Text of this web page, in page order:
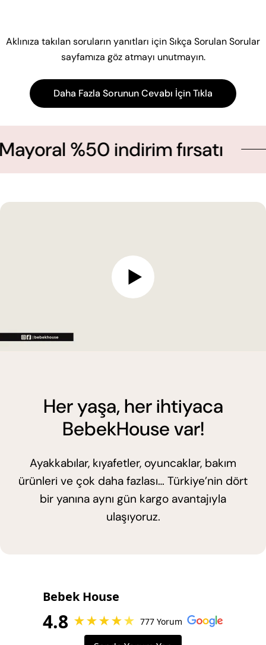
Aklınıza takılan soruların yanıtları için Sıkça Sorulan Sorular
sayfamıza göz atmayı unutmayın.
Daha Fazla Sorunun Cevabı İçin Tıkla
%50 indirim fırsatı
Her yaşa, her ihtiyaca
BebekHouse var!
Ayakkabılar, kıyafetler, oyuncaklar, bakım
ürünleri ve çok daha fazlası… Türkiye’nin dört
bir yanına aynı gün kargo avantajıyla
ulaşıyoruz.